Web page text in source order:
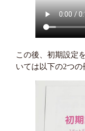
この後、初期設定
いては以下の2つの